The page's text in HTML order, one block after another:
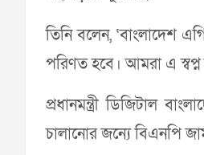
তিনি বলেন, ‘বাংলাদেশ
পরিণত হবে। আমরা এ স্বপ্ন
প্রধানমন্ত্রী ডিজিটাল
চালানোর জন্যে বিএনপি